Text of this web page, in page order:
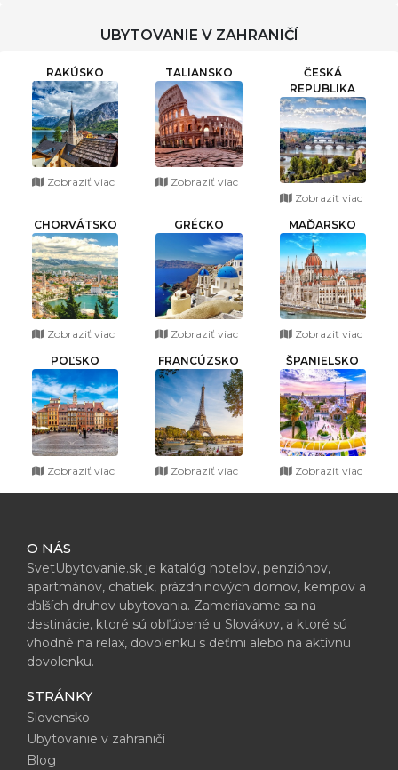
UBYTOVANIE V ZAHRANIČÍ
RAKÚSKO
Zobraziť viac
TALIANSKO
Zobraziť viac
ČESKÁ
REPUBLIKA
Zobraziť viac
CHORVÁTSKO
Zobraziť viac
GRÉCKO
Zobraziť viac
MAĎARSKO
Zobraziť viac
POĽSKO
Zobraziť viac
FRANCÚZSKO
Zobraziť viac
ŠPANIELSKO
Zobraziť viac
O NÁS
SvetUbytovanie.sk je katalóg hotelov, penziónov,
apartmánov, chatiek, prázdninových domov, kempov a
ďalších druhov ubytovania. Zameriavame sa na
destinácie, ktoré sú obľúbené u Slovákov, a ktoré sú
vhodné na relax, dovolenku s deťmi alebo na aktívnu
dovolenku.
STRÁNKY
Slovensko
Ubytovanie v zahraničí
Blog